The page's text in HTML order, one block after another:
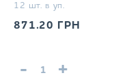
сильногазований напій
12 шт. в уп.
871.20 ГРН
- +